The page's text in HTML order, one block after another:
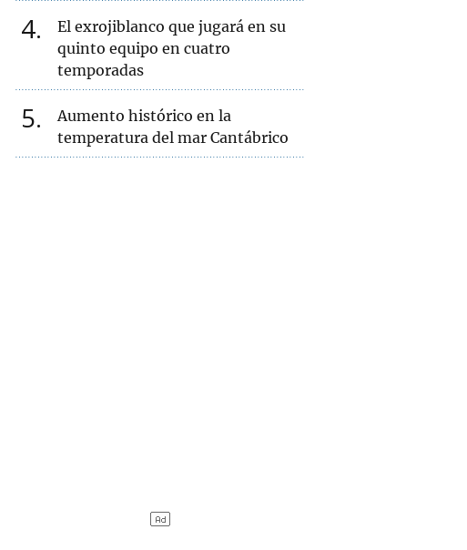
4
El exrojiblanco que jugará en su
quinto equipo en cuatro
temporadas
5
Aumento histórico en la
temperatura del mar Cantábrico